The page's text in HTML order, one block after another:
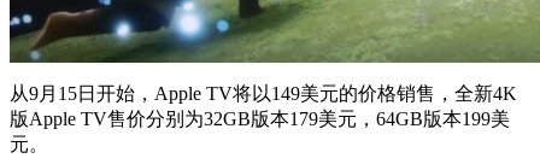
从9月15日开始，Apple TV将以149美元的价格销售，全新4K
版Apple TV售价分别为32GB版本179美元，64GB版本199美
元。